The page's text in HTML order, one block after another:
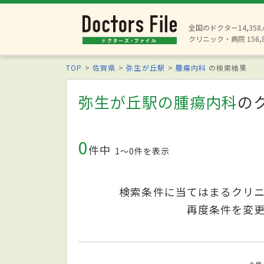
全国のドクター14,358
クリニック・病院
TOP 佐賀県 弥生が丘駅 腫瘍内科 の検索結果
弥生が丘駅の腫瘍内科の
0件中 1〜0件を表示
検索条件に当てはまるクリ
再度条件を変